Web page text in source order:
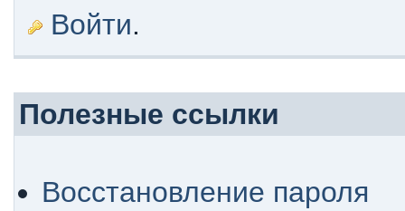
Войти.
Полезные ссылки
Восстановление пароля